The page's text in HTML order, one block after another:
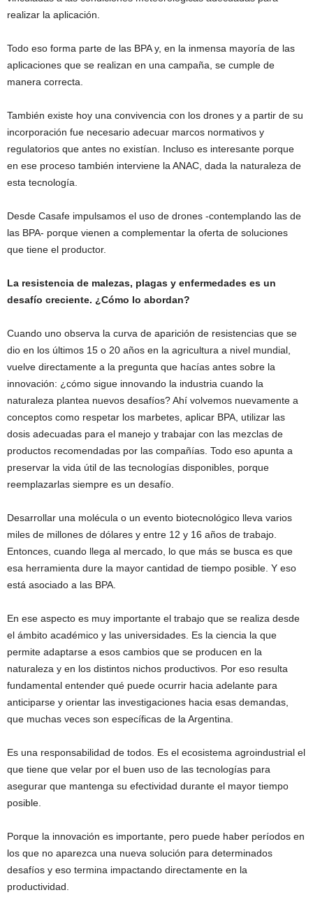
realizar la aplicación.
Todo eso forma parte de las BPA y, en la inmensa mayoría de las
aplicaciones que se realizan en una campaña, se cumple de
manera correcta.
También existe hoy una convivencia con los drones y a partir de su
incorporación fue necesario adecuar marcos normativos y
regulatorios que antes no existían. Incluso es interesante porque
en ese proceso también interviene la ANAC, dada la naturaleza de
esta tecnología.
Desde Casafe impulsamos el uso de drones -contemplando las de
las BPA- porque vienen a complementar la oferta de soluciones
que tiene el productor.
La resistencia de malezas, plagas y enfermedades es un
desafío creciente. ¿Cómo lo abordan?
Cuando uno observa la curva de aparición de resistencias que se
dio en los últimos 15 o 20 años en la agricultura a nivel mundial,
vuelve directamente a la pregunta que hacías antes sobre la
innovación: ¿cómo sigue innovando la industria cuando la
naturaleza plantea nuevos desafíos? Ahí volvemos nuevamente a
conceptos como respetar los marbetes, aplicar BPA, utilizar las
dosis adecuadas para el manejo y trabajar con las mezclas de
productos recomendadas por las compañías. Todo eso apunta a
preservar la vida útil de las tecnologías disponibles, porque
reemplazarlas siempre es un desafío.
Desarrollar una molécula o un evento biotecnológico lleva varios
miles de millones de dólares y entre 12 y 16 años de trabajo.
Entonces, cuando llega al mercado, lo que más se busca es que
esa herramienta dure la mayor cantidad de tiempo posible. Y eso
está asociado a las BPA.
En ese aspecto es muy importante el trabajo que se realiza desde
el ámbito académico y las universidades. Es la ciencia la que
permite adaptarse a esos cambios que se producen en la
naturaleza y en los distintos nichos productivos. Por eso resulta
fundamental entender qué puede ocurrir hacia adelante para
anticiparse y orientar las investigaciones hacia esas demandas,
que muchas veces son específicas de la Argentina.
Es una responsabilidad de todos. Es el ecosistema agroindustrial el
que tiene que velar por el buen uso de las tecnologías para
asegurar que mantenga su efectividad durante el mayor tiempo
posible.
Porque la innovación es importante, pero puede haber períodos en
los que no aparezca una nueva solución para determinados
desafíos y eso termina impactando directamente en la
productividad.